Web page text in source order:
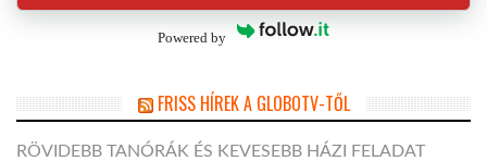
Powered by
FRISS HÍREK A GLOBOTV-TŐL
RÖVIDEBB TANÓRÁK ÉS KEVESEBB HÁZI FELADAT